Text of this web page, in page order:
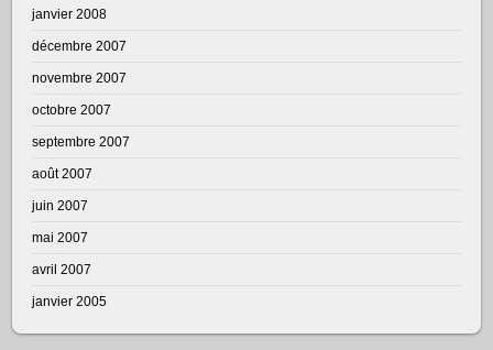
janvier 2008
décembre 2007
novembre 2007
octobre 2007
septembre 2007
août 2007
juin 2007
mai 2007
avril 2007
janvier 2005